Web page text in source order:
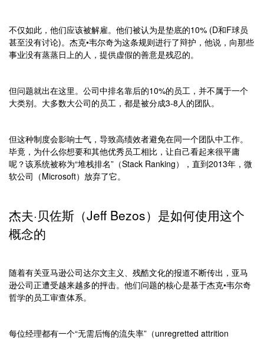
不仅如此，他们应该被解雇。他们被认为是垫底的10% (D和F球员
甚至没有讨论)。杰克•韦尔奇为这条规则进行了辩护，他说，向那些
事业没有蒸蒸日上的人，提供虚假的善意是残忍的。
但问题就出在这里。公司中排名靠后的10%的员工，并不属于一个
大类别。大多数大公司的员工，都是被分成3-8人的团队。
但这种制度会影响士气，导致高绩效者避免在同一个团队中工作。
毕竟，为什么你想要和其他优秀员工相比，让自己看起来很平庸
呢？该系统被称为“堆栈排名”（Stack Ranking），直到2013年，微
软公司（Microsoft）放弃了它。
杰夫·贝佐斯（Jeff Bezos）是如何使用这个
概念的
随着有关亚马逊公司达尔文主义、残酷文化的报道不断传出，亚马
逊公司正遭受越来越多的抨击。他们问题的核心是基于杰克•韦尔奇
哲学的员工审查体系。
每位经理都有一个“无需后悔的流失率”（unregretted attrition